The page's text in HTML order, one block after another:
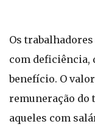
Os
com deficiência,
benefício. O
remuneração do
aqueles com